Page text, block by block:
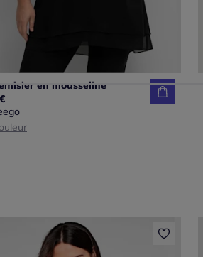
en mousseline